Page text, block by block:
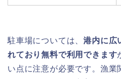
駐車場については、港内に広
れており無料で利用できます
い点に注意が必要です。漁業